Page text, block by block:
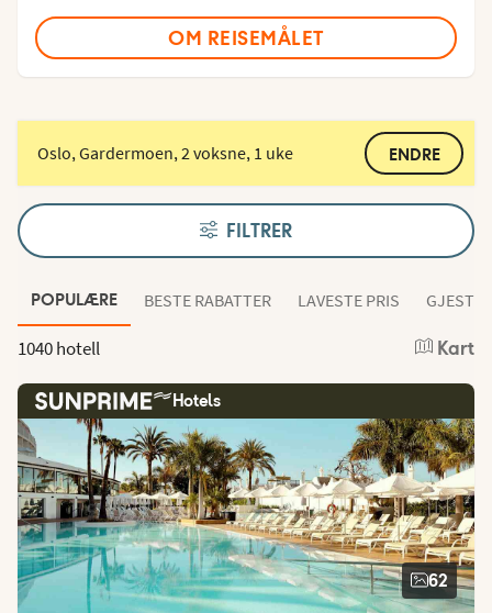
OM REISEMÅLET
Oslo, Gardermoen, 2 voksne, 1 uke ENDRE
FILTRER
POPULÆRE BESTE RABATTER LAVESTE PRIS
1040 hotell Kart
Hotels
62